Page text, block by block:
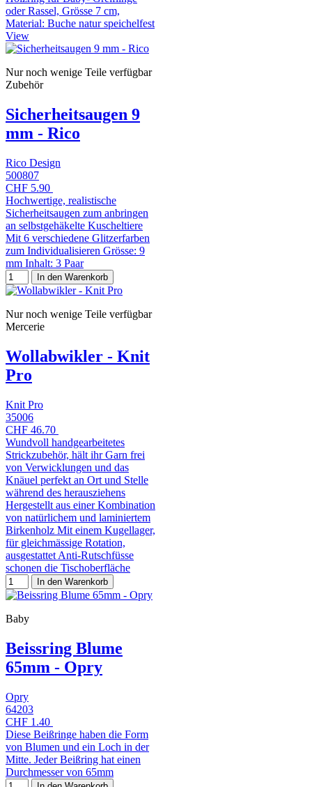
oder Rassel, Grösse 7 cm,
Material: Buche natur speichelfest
View
Nur noch wenige Teile verfügbar
Zubehör
Sicherheitsaugen 9
mm - Rico
Rico Design
500807
CHF 5.90
Hochwertige, realistische
Sicherheitsaugen zum anbringen
an selbstgehäkelte Kuscheltiere
Mit 6 verschiedene Glitzerfarben
zum Individualisieren Grösse: 9
mm Inhalt: 3 Paar
In den Warenkorb
Nur noch wenige Teile verfügbar
Mercerie
Wollabwikler - Knit
Pro
Knit Pro
35006
CHF 46.70
Wundvoll handgearbeitetes
Strickzubehör, hält ihr Garn frei
von Verwicklungen und das
Knäuel perfekt an Ort und Stelle
während des herausziehens
Hergestellt aus einer Kombination
von natürlichem und laminiertem
Birkenholz Mit einem Kugellager,
für gleichmässige Rotation,
ausgestattet Anti-Rutschfüsse
schonen die Tischoberfläche
In den Warenkorb
Baby
Beissring Blume
65mm - Opry
Opry
64203
CHF 1.40
Diese Beißringe haben die Form
von Blumen und ein Loch in der
Mitte. Jeder Beißring hat einen
Durchmesser von 65mm